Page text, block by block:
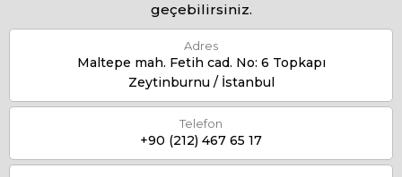
geçebilirsiniz.
Adres
Maltepe mah. Fetih cad. No: 6 Topkapı
Zeytinburnu / İstanbul
Telefon
+90 (212) 467 65 17